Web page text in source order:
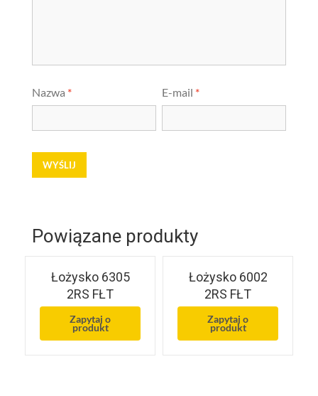
Nazwa * E-mail *
Powiązane produkty
Łożysko 6305
2RS FŁT
Zapytaj o
produkt
Łożysko 6002
2RS FŁT
Zapytaj o
produkt